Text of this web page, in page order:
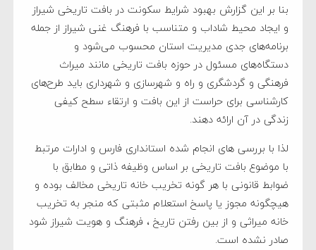
بنا بر این گزارش بهبود شرایط سکونت در بافت تاریخی شیراز
و ایجاد محیط شاداب و متناسب با فرهنگ غنی شیراز از جمله
برنامه‌های جدی مدیریت استان محسوب می‌شود و
دستگاه‌های مسئول در حوزه بافت تاریخی مانند میراث
فرهنگی و گردشگری و راه و شهرسازی و شهرداری باید طرح‌های
کارشناسی برای حراست از این بافت و ارتقاء سطح کیفی
زندگی در آن ارائه دهند.
لذا با بررسی های انجام شده استانداری فارس و ادارات مرتبط
با موضوع بافت تاریخی بر اساس وظیفه ذاتی و مطابق با
ضوابط قانونی با هر گونه تخریب خانه تاریخی مخالف بوده و
هیچگونه مجوز یا پاسخ استعلام مثبتی که منجر به تخریب
خانه میراثی و از بین رفتن تاریخ ، فرهنگ و هویت شیراز شود
صادر نشده است.